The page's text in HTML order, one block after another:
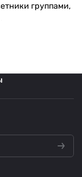
группами,